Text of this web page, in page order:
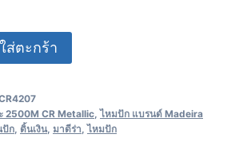
ส่ตะกร้า
2500M CR Metallic ,ไหมปัก แบรนด์ Madeira
ปัก ดิ้นเงิน, มาดีร่า ,ไหมปัก